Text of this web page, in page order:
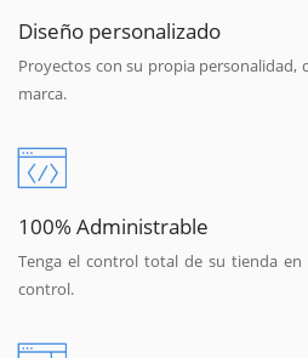
Diseño personalizado
Proyectos con su propia personalidad,
marca.
100% Administrable
Tenga el control total de su tienda
control.